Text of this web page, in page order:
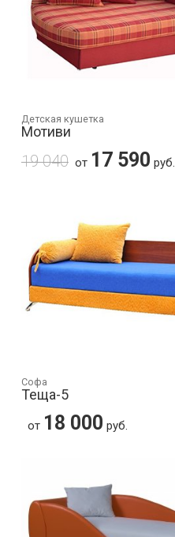
Детская кушетка
Мотиви
19 040 от 17 590 руб.
Софа
Теща-5
от 18 000 руб.